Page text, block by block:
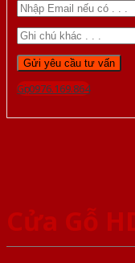
Gọi 0976.169.864
Cửa Gỗ